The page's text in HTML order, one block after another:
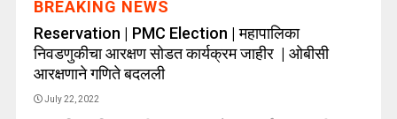
BREAKING NEWS
Reservation | PMC Election | महापालिका
निवडणुकीचा आरक्षण सोडत कार्यक्रम जाहीर | ओबीसी
आरक्षणाने गणिते बदलली
July 22, 2022